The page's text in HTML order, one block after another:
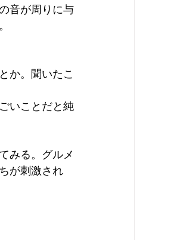
音が周りに与
か。聞いたこ
いことだと純
みる。グルメ
が刺激され